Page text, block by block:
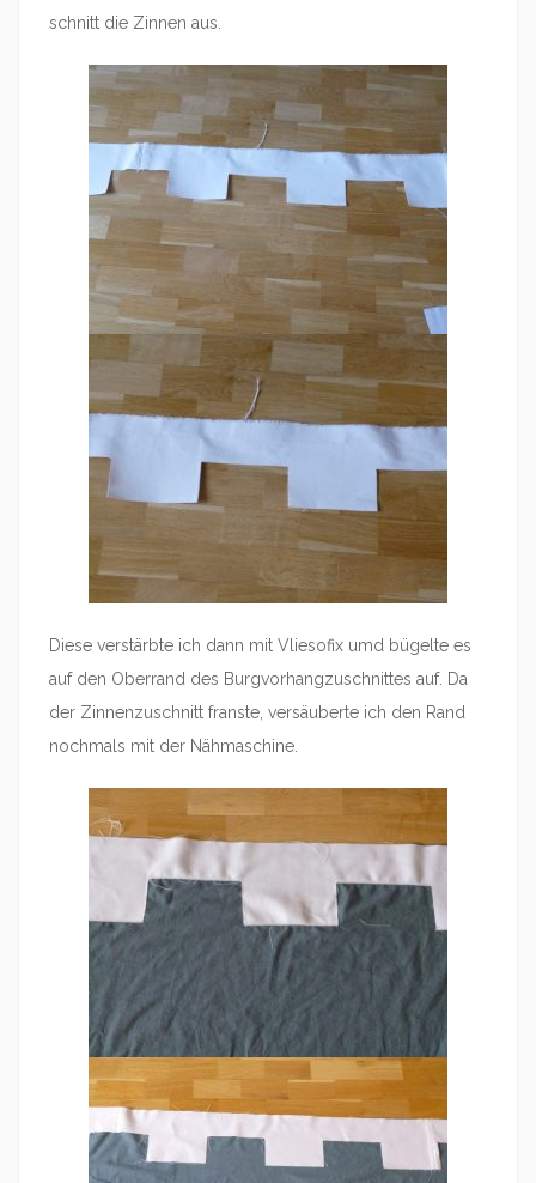
schnitt die Zinnen aus.
Diese verstärbte ich dann mit Vliesofix umd bügelte es
auf den Oberrand des Burgvorhangzuschnittes auf. Da
der Zinnenzuschnitt franste, versäuberte ich den Rand
nochmals mit der Nähmaschine.